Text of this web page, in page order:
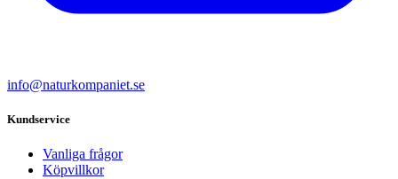
info@naturkompaniet.se
Kundservice
Vanliga frågor
Köpvillkor